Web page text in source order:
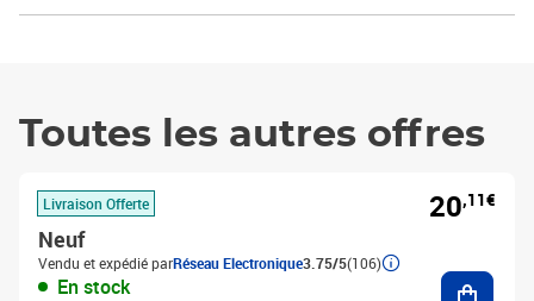
Toutes les autres offres
Livraison Offerte
Neuf
Vendu et expédié parRéseau Electronique3.75/5(106)
En stock
20,11€